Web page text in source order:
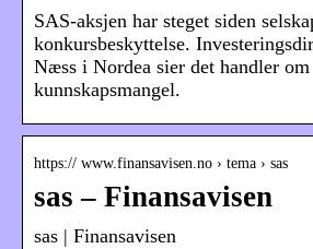
SAS-aksjen har steget siden
konkursbeskyttelse.
Næss i Nordea sier det handler om
kunnskapsmangel.
https:// www.finansavisen.no › tema › sas
sas – Finansavisen
sas | Finansavisen